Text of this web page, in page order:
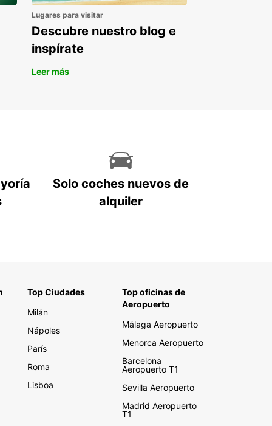
Lugares para visitar
Descubre nuestro blog e
inspírate
Leer más
Solo coches nuevos de
alquiler
Top Ciudades
Milán
Nápoles
París
Roma
Lisboa
Top oficinas de
Aeropuerto
Málaga Aeropuerto
Menorca Aeropuerto
Barcelona
Aeropuerto T1
Sevilla Aeropuerto
Madrid Aeropuerto
T1